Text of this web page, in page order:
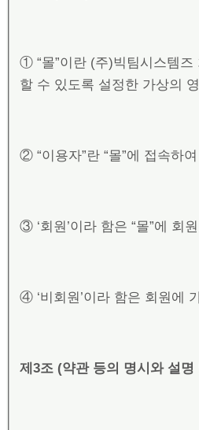
① “몰”이란 (주)빅팀시스템즈
할 수 있도록 설정한 가상의
② “이용자”란 “몰”에 접속하
③ ‘회원’이라 함은 “몰”에 회
④ ‘비회원’이라 함은 회원에
제 3조 (약관 등의 명시와 설명